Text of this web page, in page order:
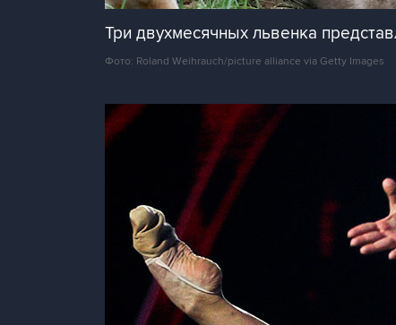
Три двухмесячных львенка
Фото: Roland Weihrauch/picture alliance via Getty Images